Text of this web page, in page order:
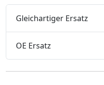
Gleichartiger Ersatz
OE Ersatz